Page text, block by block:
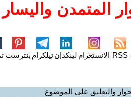
المتمدن واليسار
RSS الانستغرام لينكدإنتيلكرام بنترست
والتعليق على الموضوع